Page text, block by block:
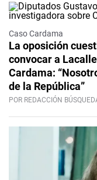
Caso Cardama
La oposición
convocar a
Cardama:
de la República”
POR REDACCIÓN